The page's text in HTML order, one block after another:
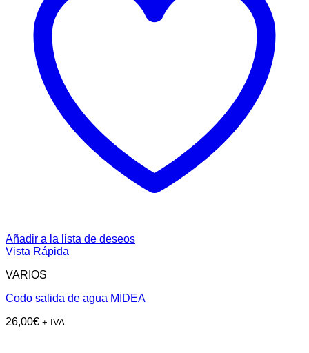
Añadir a la lista de deseos
Vista Rápida
VARIOS
Codo salida de agua MIDEA
26,00€ + IVA